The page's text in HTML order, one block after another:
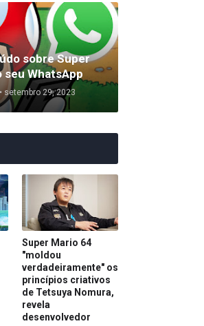
sobre Super
seu WhatsApp
• setembro 29, 2023
Super Mario 64
"moldou
verdadeiramente" os
princípios criativos
de Tetsuya Nomura,
revela
desenvolvedor